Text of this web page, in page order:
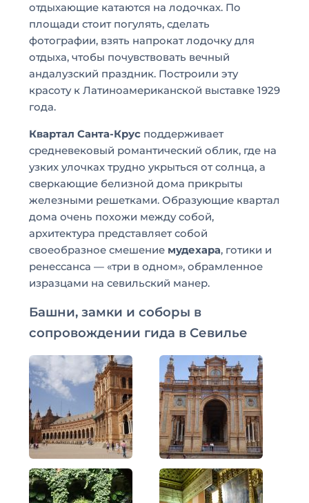
отдыхающие катаются на лодочках. По
площади стоит погулять, сделать
фотографии, взять напрокат лодочку для
отдыха, чтобы почувствовать вечный
андалузский праздник. Построили эту
красоту к Латиноамериканской выставке 1929
года.
Квартал Санта-Крус поддерживает
средневековый романтический облик, где на
узких улочках трудно укрыться от солнца, а
сверкающие белизной дома прикрыты
железными решетками. Образующие квартал
дома очень похожи между собой,
архитектура представляет собой
своеобразное смешение мудехара, готики и
ренессанса — «три в одном», обрамленное
изразцами на севильский манер.
Башни, замки и соборы в
сопровождении гида в Севилье